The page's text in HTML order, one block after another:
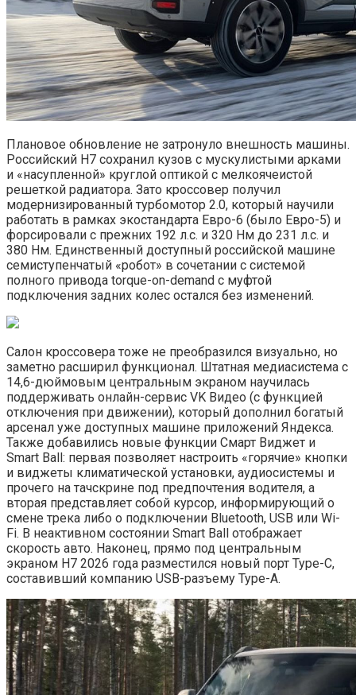
Плановое обновление не затронуло внешность машины.
Российский H7 сохранил кузов с мускулистыми арками
и «насупленной» круглой оптикой с мелкоячеистой
решеткой радиатора. Зато кроссовер получил
модернизированный турбомотор 2.0, который научили
работать в рамках экостандарта Евро-6 (было Евро-5) и
форсировали с прежних 192 л.с. и 320 Нм до 231 л.с. и
380 Нм. Единственный доступный российской машине
семиступенчатый «робот» в сочетании с системой
полного привода torque-on-demand с муфтой
подключения задних колес остался без изменений.
Салон кроссовера тоже не преобразился визуально, но
заметно расширил функционал. Штатная медиасистема с
14,6-дюймовым центральным экраном научилась
поддерживать онлайн-сервис VK Видео (с функцией
отключения при движении), который дополнил богатый
арсенал уже доступных машине приложений Яндекса.
Также добавились новые функции Смарт Виджет и
Smart Ball: первая позволяет настроить «горячие» кнопки
и виджеты климатической установки, аудиосистемы и
прочего на тачскрине под предпочтения водителя, а
вторая представляет собой курсор, информирующий о
смене трека либо о подключении Bluetooth, USB или Wi-
Fi. В неактивном состоянии Smart Ball отображает
скорость авто. Наконец, прямо под центральным
экраном H7 2026 года разместился новый порт Type-C,
составивший компанию USB-разъему Type-A.